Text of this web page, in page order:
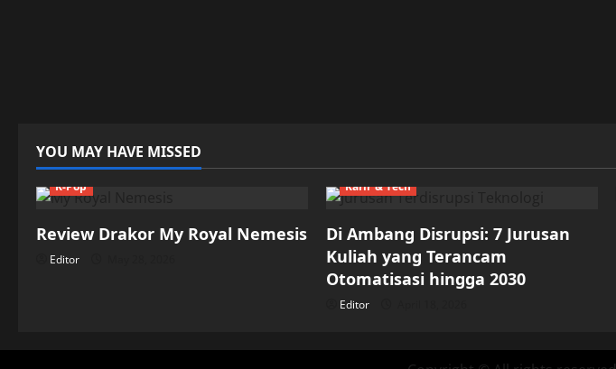
YOU MAY HAVE MISSED
K-Pop
Review Drakor My Royal Nemesis
Editor
Karir & Tech
Di Ambang Disrupsi: 7 Jurusan
Kuliah yang Terancam
Otomatisasi hingga 2030
Editor